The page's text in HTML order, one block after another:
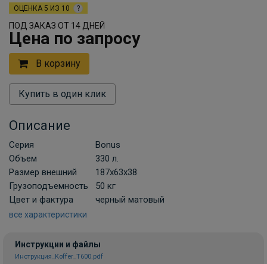
ОЦЕНКА 5 ИЗ 10 ?
ПОД ЗАКАЗ ОТ 14 ДНЕЙ
Цена по запросу
В корзину
Купить в один клик
Описание
Серия
Bonus
Объем
330 л.
Размер внешний
187x63x38
Грузоподъемность
50 кг
Цвет и фактура
черный матовый
все характеристики
Инструкции и файлы
Инструкция_Koffer_T600.pdf